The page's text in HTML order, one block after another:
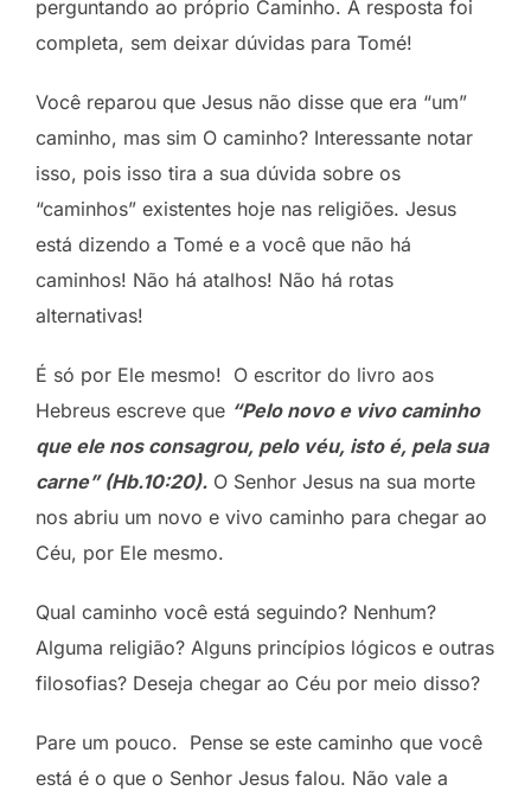
perguntando ao próprio Caminho. A resposta foi
completa, sem deixar dúvidas para Tomé!
Você reparou que Jesus não disse que era “um”
caminho, mas sim O caminho? Interessante notar
isso, pois isso tira a sua dúvida sobre os
“caminhos” existentes hoje nas religiões. Jesus
está dizendo a Tomé e a você que não há
caminhos! Não há atalhos! Não há rotas
alternativas!
É só por Ele mesmo! O escritor do livro aos
Hebreus escreve que “Pelo novo e vivo caminho
que ele nos consagrou, pelo véu, isto é, pela sua
carne” (Hb.10:20). O Senhor Jesus na sua morte
nos abriu um novo e vivo caminho para chegar ao
Céu, por Ele mesmo.
Qual caminho você está seguindo? Nenhum?
Alguma religião? Alguns princípios lógicos e outras
filosofias? Deseja chegar ao Céu por meio disso?
Pare um pouco. Pense se este caminho que você
está é o que o Senhor Jesus falou. Não vale a